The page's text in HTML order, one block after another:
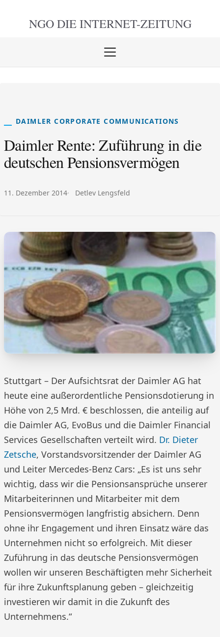
NGO DIE INTERNET-ZEITUNG
Menü
DAIMLER CORPORATE COMMUNICATIONS
Daimler Rente: Zuführung in die
deutschen Pensionsvermögen
Veröffentlicht am:
11. Dezember 2014 Autor:
Detlev Lengsfeld
Stuttgart – Der Aufsichtsrat der Daimler AG hat
heute eine außerordentliche Pensionsdotierung in
Höhe von 2,5 Mrd. € beschlossen, die anteilig auf
die Daimler AG, EvoBus und die Daimler Financial
Services Gesellschaften verteilt wird. Dr. Dieter
Zetsche, Vorstandsvorsitzender der Daimler AG
und Leiter Mercedes-Benz Cars: „Es ist uns sehr
wichtig, dass wir die Pensionsansprüche unserer
Mitarbeiterinnen und Mitarbeiter mit dem
Pensionsvermögen langfristig absichern. Denn
ohne ihr Engagement und ihren Einsatz wäre das
Unternehmen nicht so erfolgreich. Mit dieser
Zuführung in das deutsche Pensionsvermögen
wollen wir unseren Beschäftigten mehr Sicherheit
für ihre Zukunftsplanung geben – gleichzeitig
investieren wir damit in die Zukunft des
Unternehmens.“